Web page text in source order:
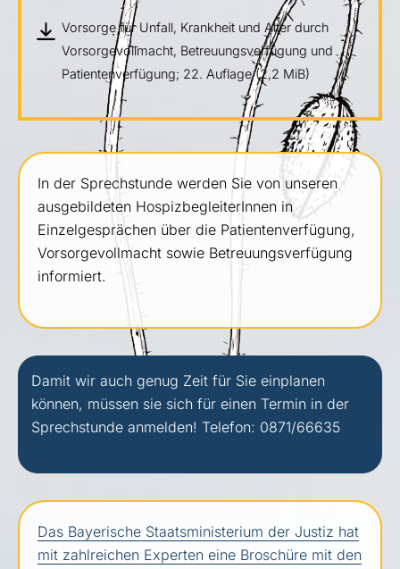
In der Sprechstunde werden Sie von unseren
ausgebildeten HospizbegleiterInnen in
Einzelgesprächen über die Patientenverfügung,
Vorsorgevollmacht sowie Betreuungsverfügung
informiert.
Damit wir auch genug Zeit für Sie einplanen
können, müssen sie sich für einen Termin in der
Sprechstunde anmelden! Telefon: 0871/66635
Das Bayerische Staatsministerium der Justiz hat
mit zahlreichen Experten eine Broschüre mit den
Vorsorge für Unfall, Krankheit und Alter durch
Vorsorgevollmacht, Betreuungsverfügung und
Patientenverfügung; 22. Auflage(2,2 MiB)